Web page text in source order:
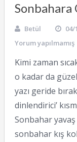
Sonbahara
Betül 04/
Yorum yapılmamış
Kimi zaman
o kadar da
yazı geride
dinlendirici’
Sonbahar
sonbahar kış